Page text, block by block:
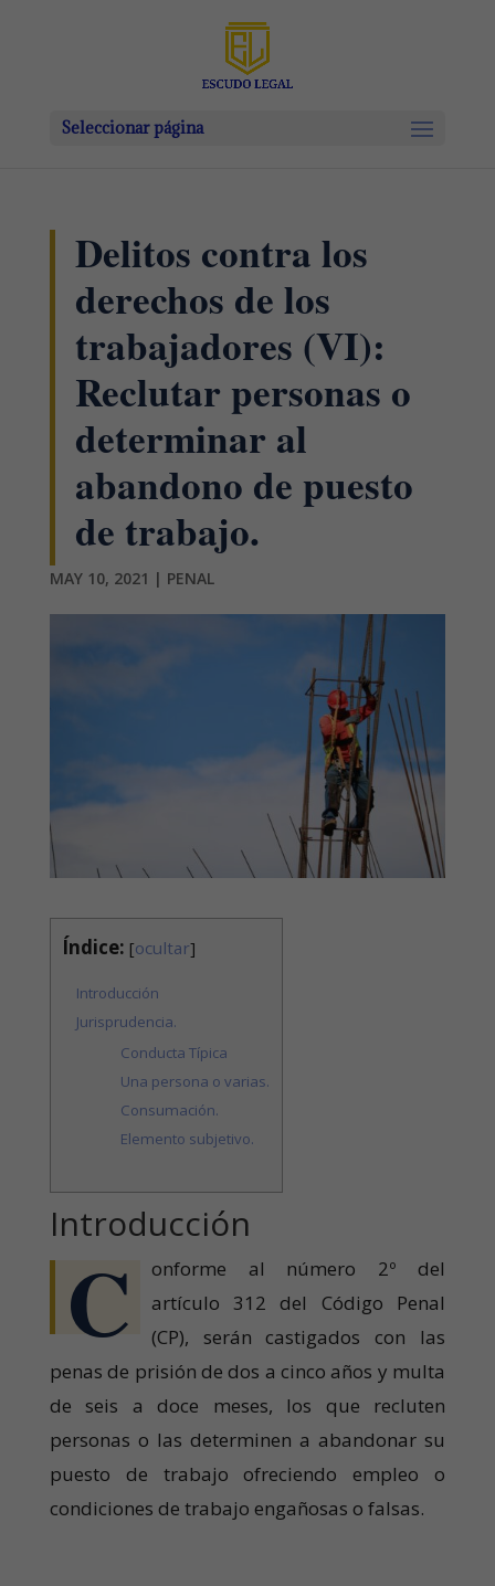
Seleccionar página
Delitos contra los
derechos de los
trabajadores (VI):
Reclutar personas o
determinar al
abandono de puesto
de trabajo.
MAY 10, 2021 | PENAL
Índice: [ocultar]
Introducción
Jurisprudencia.
Conducta Típica
Una persona o varias.
Consumación.
Elemento subjetivo.
Introducción
C
onforme al número 2º del
artículo 312 del Código Penal
(CP), serán castigados con las
penas de prisión de dos a cinco años y multa
de seis a doce meses, los que recluten
personas o las determinen a abandonar su
puesto de trabajo ofreciendo empleo o
condiciones de trabajo engañosas o falsas.